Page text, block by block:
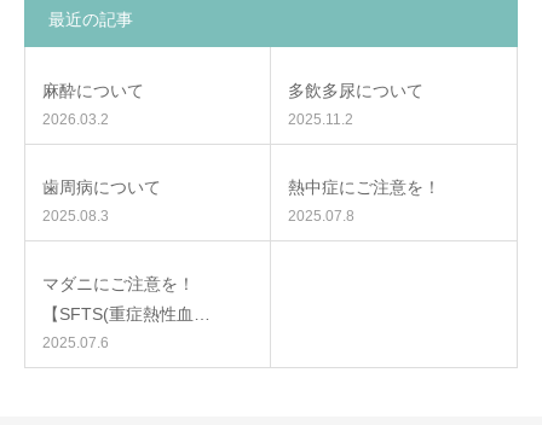
最近の記事
麻酔について
2026.03.2
多飲多尿について
2025.11.2
歯周病について
2025.08.3
熱中症にご注意を！
2025.07.8
マダニにご注意を！
【SFTS(重症熱性血…
2025.07.6